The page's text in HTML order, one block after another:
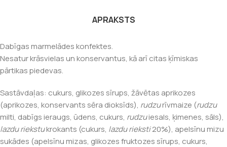
APRAKSTS
Dabīgas marmelādes konfektes.
Nesatur krāsvielas un konservantus, kā arī citas ķīmiskas
pārtikas piedevas.
Sastāvdaļas: cukurs, glikozes sīrups, žāvētas aprikozes
(aprikozes, konservants sēra dioksīds), rudzurīvmaize (rudzu
milti, dabīgs ieraugs, ūdens, cukurs, rudzuiesals, ķimenes, sāls),
lazdu riekstukrokants (cukurs, lazdu rieksti20%), apelsīnu mizu
sukādes (apelsīnu mizas, glikozes fruktozes sīrups, cukurs,